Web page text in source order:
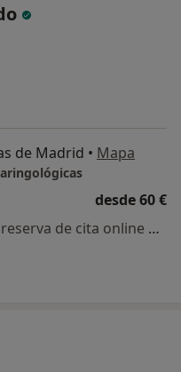
de Madrid • Mapa
desde 60 €
Este especialista no ofrece reserva de cita online en esta dirección.